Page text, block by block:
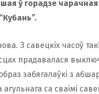
ў горадзе
З савецкіх часоў
прадавалася
забягалаўкі з
са сваімі